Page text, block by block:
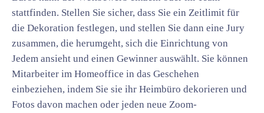
stattfinden. Stellen Sie sicher, dass Sie ein Zeitlimit für
die Dekoration festlegen, und stellen Sie dann eine Jury
zusammen, die herumgeht, sich die Einrichtung von
Jedem ansieht und einen Gewinner auswählt. Sie können
Mitarbeiter im Homeoffice in das Geschehen
einbeziehen, indem Sie sie ihr Heimbüro dekorieren und
Fotos davon machen oder jeden neue Zoom-